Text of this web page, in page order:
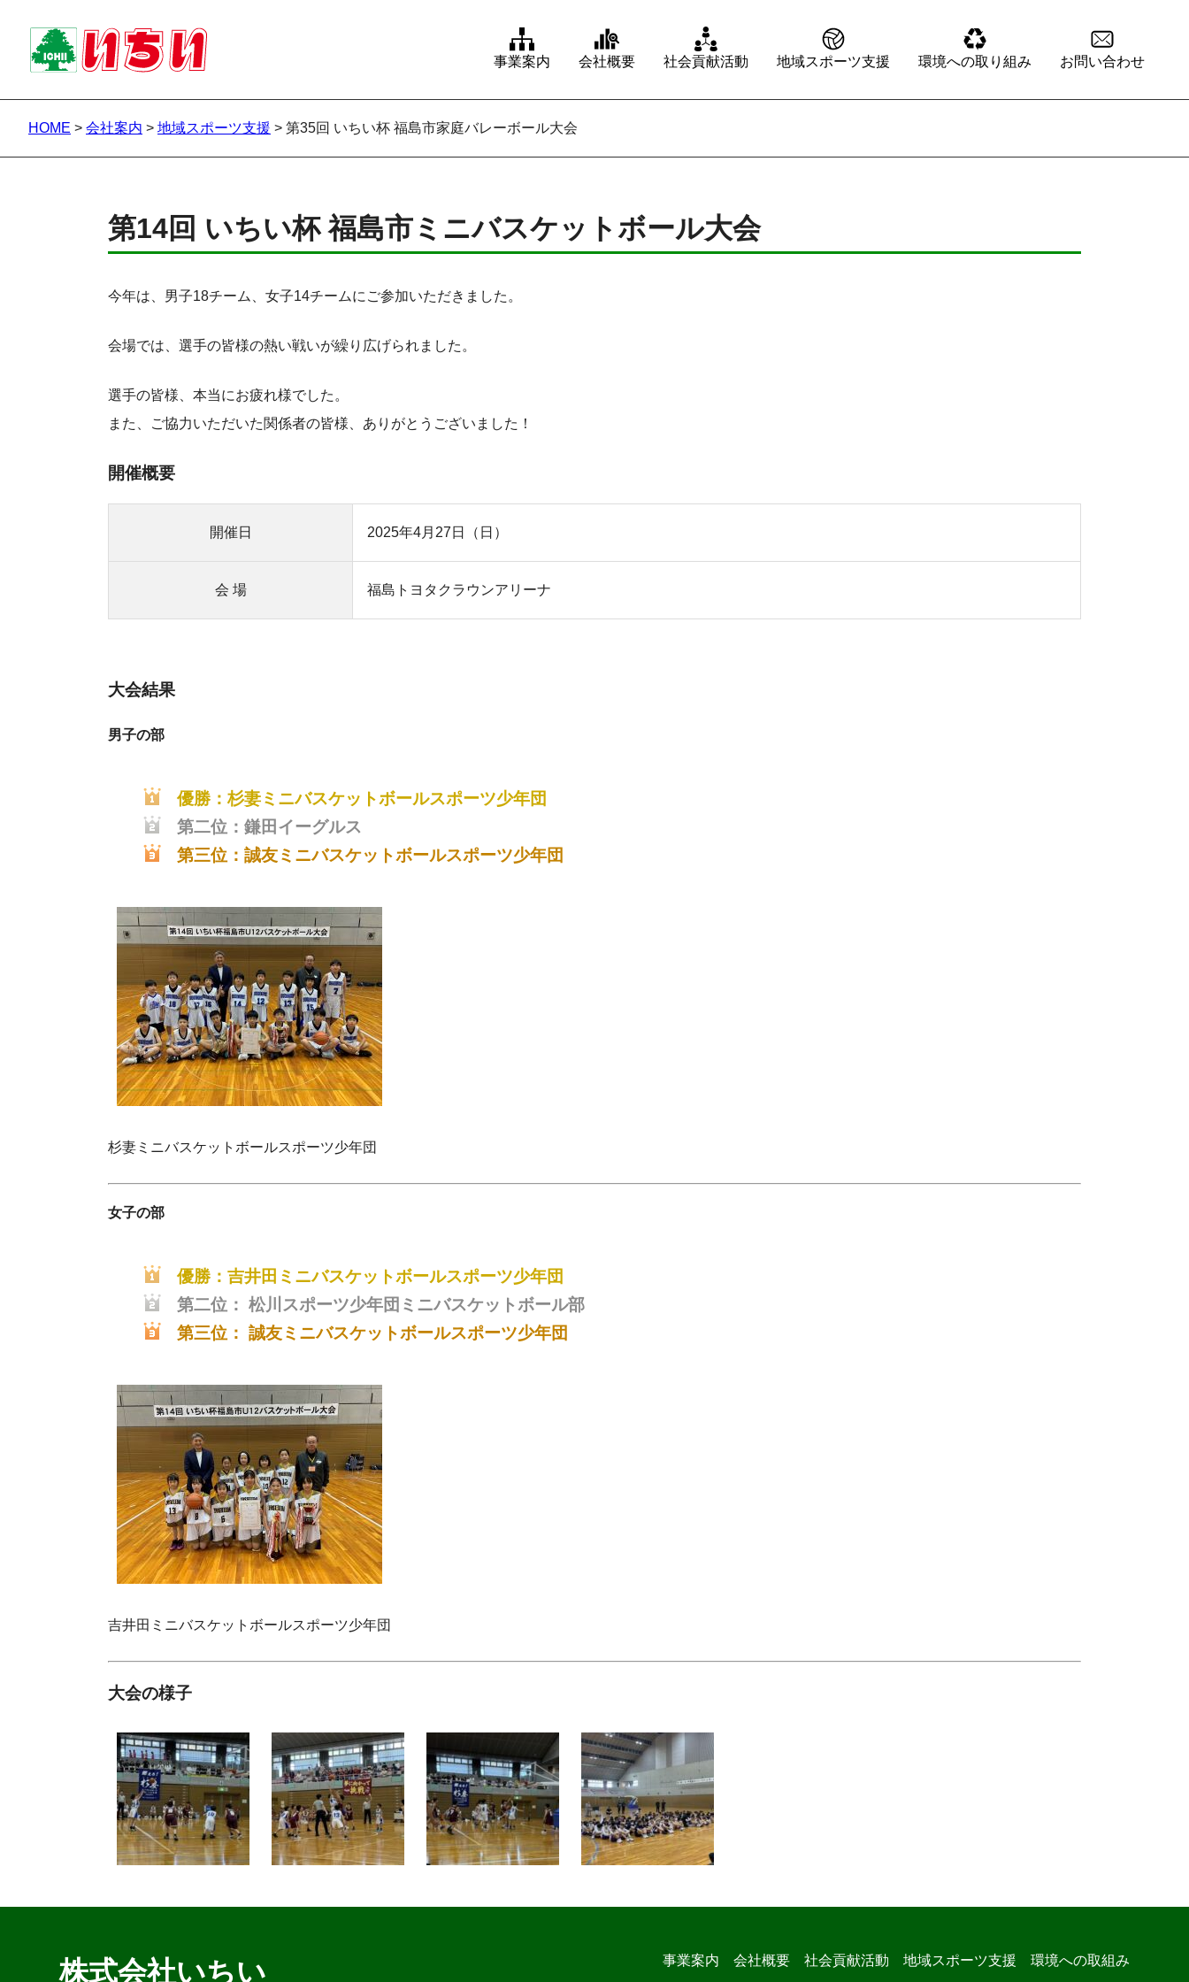
事業案内 会社概要 社会貢献活動 地域スポーツ支援 環境への取り組み お問い合わせ
HOME > 会社案内 > 地域スポーツ支援 > 第35回 いちい杯 福島市家庭バレーボール大会
第14回 いちい杯 福島市ミニバスケットボール大会
今年は、男子18チーム、女子14チームにご参加いただきました。
会場では、選手の皆様の熱い戦いが繰り広げられました。
選手の皆様、本当にお疲れ様でした。
また、ご協力いただいた関係者の皆様、ありがとうございました！
開催概要
開催日 2025年4月27日（日）
会 場 福島トヨタクラウンアリーナ
大会結果
男子の部
優勝：杉妻ミニバスケットボールスポーツ少年団
第二位：鎌田イーグルス
第三位：誠友ミニバスケットボールスポーツ少年団
杉妻ミニバスケットボールスポーツ少年団
女子の部
優勝：吉井田ミニバスケットボールスポーツ少年団
第二位： 松川スポーツ少年団ミニバスケットボール部
第三位： 誠友ミニバスケットボールスポーツ少年団
吉井田ミニバスケットボールスポーツ少年団
大会の様子
株式会社いちい 事業案内 会社概要 社会貢献活動 地域スポーツ支援 環境への取組み